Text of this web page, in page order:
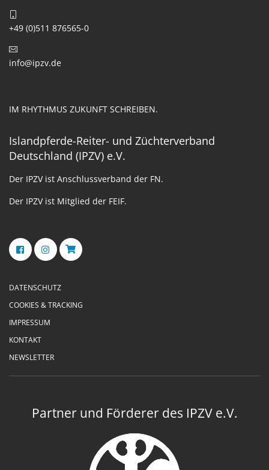
+49 (0)511 876565-0
info@ipzv.de
IM RHYTHMUS ZUKUNFT SCHREIBEN.
Islandpferde-Reiter- und Züchterverband
Deutschland (IPZV) e.V.
Der IPZV ist Anschlussverband der FN.
Der IPZV ist Mitglied der FEIF.
DATENSCHUTZ
COOKIES & TRACKING
IMPRESSUM
KONTAKT
NEWSLETTER
Partner und Förderer des IPZV e.V.